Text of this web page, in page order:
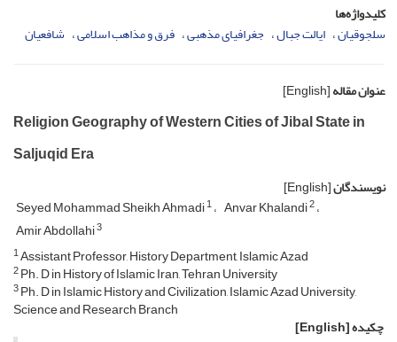
کلیدواژه‌ها
سلجوقیان ایالت جبال جغرافیای مذهبی فرق و مذاهب اسلامی شافعیان
عنوان مقاله[English]
Religion Geography of Western Cities of Jibal State in
Saljuqid Era
نویسندگان[English]
Seyed Mohammad Sheikh Ahmadi1 Anvar Khalandi2
Amir Abdollahi3
1Assistant Professor, History Department, Islamic Azad
2Ph. D in History of Islamic Iran, Tehran University
3Ph. D in Islamic History and Civilization, Islamic Azad University,
Science and Research Branch
چکیده[English]